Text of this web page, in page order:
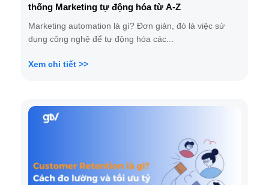
thống Marketing tự động hóa từ A-Z
Marketing automation là gì? Đơn giản, đó là việc sử
dụng công nghệ để tự động hóa các...
Xem chi tiết >>